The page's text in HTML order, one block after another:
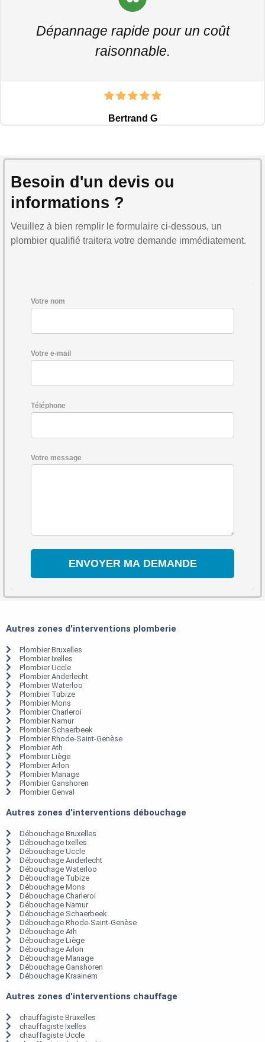
Dépannage rapide pour un coût
raisonnable.
Bertrand G
Besoin d'un devis ou
informations ?
Veuillez à bien remplir le formulaire ci-dessous, un
plombier qualifié traitera votre demande immédiatement.
Votre nom
Votre e-mail
Téléphone
Votre message
Autres zones d'interventions plomberie
Plombier Bruxelles
Plombier Ixelles
Plombier Uccle
Plombier Anderlecht
Plombier Waterloo
Plombier Tubize
Plombier Mons
Plombier Charleroi
Plombier Namur
Plombier Schaerbeek
Plombier Rhode-Saint-Genèse
Plombier Ath
Plombier Liège
Plombier Arlon
Plombier Manage
Plombier Ganshoren
Plombier Genval
Autres zones d'interventions débouchage
Débouchage Bruxelles
Débouchage Ixelles
Débouchage Uccle
Débouchage Anderlecht
Débouchage Waterloo
Débouchage Tubize
Débouchage Mons
Débouchage Charleroi
Débouchage Namur
Débouchage Schaerbeek
Débouchage Rhode-Saint-Genèse
Débouchage Ath
Débouchage Liège
Débouchage Arlon
Débouchage Manage
Débouchage Ganshoren
Débouchage Kraainem
Autres zones d'interventions chauffage
chauffagiste Bruxelles
chauffagiste Ixelles
chauffagiste Uccle